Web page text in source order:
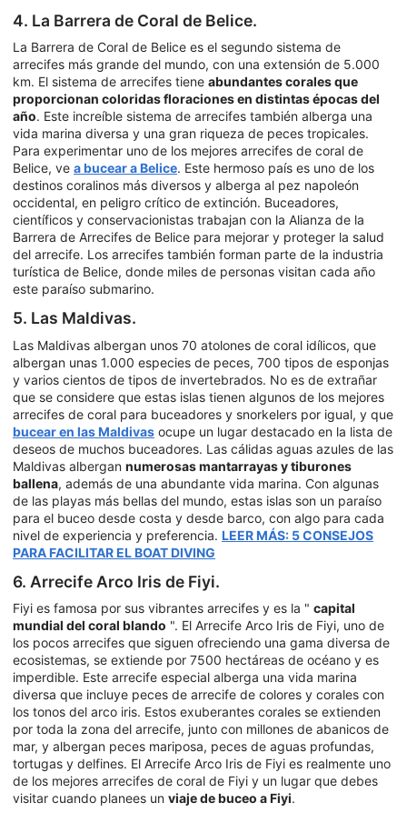
4. La Barrera de Coral de Belice.
La Barrera de Coral de Belice es el segundo sistema de
arrecifes más grande del mundo, con una extensión de 5.000
km. El sistema de arrecifes tiene abundantes corales que
proporcionan coloridas floraciones en distintas épocas del
año. Este increíble sistema de arrecifes también alberga una
vida marina diversa y una gran riqueza de peces tropicales.
Para experimentar uno de los mejores arrecifes de coral de
Belice, ve a bucear a Belice. Este hermoso país es uno de los
destinos coralinos más diversos y alberga al pez napoleón
occidental, en peligro crítico de extinción. Buceadores,
científicos y conservacionistas trabajan con la Alianza de la
Barrera de Arrecifes de Belice para mejorar y proteger la salud
del arrecife. Los arrecifes también forman parte de la industria
turística de Belice, donde miles de personas visitan cada año
este paraíso submarino.
5. Las Maldivas.
Las Maldivas albergan unos 70 atolones de coral idílicos, que
albergan unas 1.000 especies de peces, 700 tipos de esponjas
y varios cientos de tipos de invertebrados. No es de extrañar
que se considere que estas islas tienen algunos de los mejores
arrecifes de coral para buceadores y snorkelers por igual, y que
bucear en las Maldivas ocupe un lugar destacado en la lista de
deseos de muchos buceadores. Las cálidas aguas azules de las
Maldivas albergan numerosas mantarrayas y tiburones
ballena, además de una abundante vida marina. Con algunas
de las playas más bellas del mundo, estas islas son un paraíso
para el buceo desde costa y desde barco, con algo para cada
nivel de experiencia y preferencia. LEER MÁS: 5 CONSEJOS
PARA FACILITAR EL BOAT DIVING
6. Arrecife Arco Iris de Fiyi.
Fiyi es famosa por sus vibrantes arrecifes y es la " capital
mundial del coral blando ". El Arrecife Arco Iris de Fiyi, uno de
los pocos arrecifes que siguen ofreciendo una gama diversa de
ecosistemas, se extiende por 7500 hectáreas de océano y es
imperdible. Este arrecife especial alberga una vida marina
diversa que incluye peces de arrecife de colores y corales con
los tonos del arco iris. Estos exuberantes corales se extienden
por toda la zona del arrecife, junto con millones de abanicos de
mar, y albergan peces mariposa, peces de aguas profundas,
tortugas y delfines. El Arrecife Arco Iris de Fiyi es realmente uno
de los mejores arrecifes de coral de Fiyi y un lugar que debes
visitar cuando planees un viaje de buceo a Fiyi.